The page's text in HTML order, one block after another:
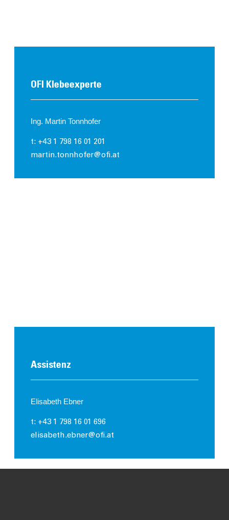
OFI Klebeexperte
Ing. Martin Tonnhofer
t: +43 1 798 16 01 201
martin.tonnhofer@ofi.at
Assistenz
Elisabeth Ebner
t: +43 1 798 16 01 696
elisabeth.ebner@ofi.at